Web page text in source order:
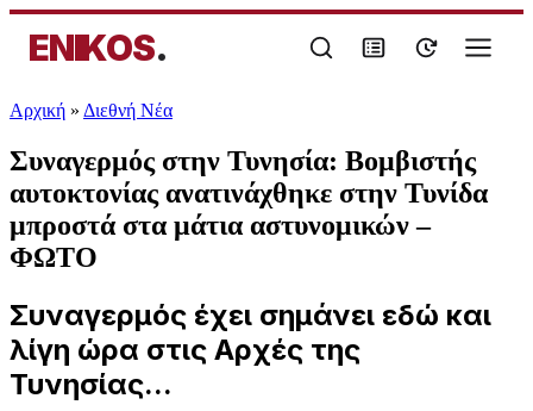
ENIKOS.
Αρχική » Διεθνή Νέα
Συναγερμός στην Τυνησία: Βομβιστής
αυτοκτονίας ανατινάχθηκε στην Τυνίδα
μπροστά στα μάτια αστυνομικών –
ΦΩΤΟ
Συναγερμός έχει σημάνει εδώ και
λίγη ώρα στις Αρχές της
Τυνησίας...